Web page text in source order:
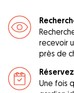
recevoir
près de
Une fois